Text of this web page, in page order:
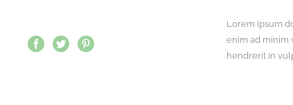
Lorem ipsum
enim ad minim
hendrerit in